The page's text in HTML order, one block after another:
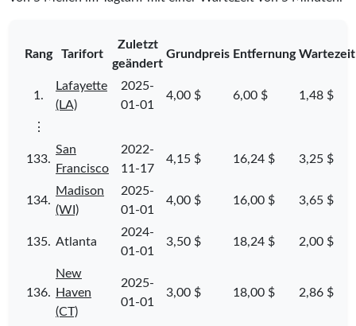
Rang Tarifort
Zuletzt
geändert
Grundpreis Entfernung Wartezeit
1.
Lafayette
(LA)
2025-
01-01
4,00 $ 6,00 $ 1,48 $
⋮
133.
San
Francisco
2022-
11-17
4,15 $ 16,24 $ 3,25 $
134.
Madison
(WI)
2025-
01-01
4,00 $ 16,00 $ 3,65 $
135. Atlanta
2024-
01-01
3,50 $ 18,24 $ 2,00 $
136.
New
Haven
(CT)
2025-
01-01
3,00 $ 18,00 $ 2,86 $